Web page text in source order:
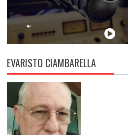
EVARISTO CIAMBARELLA